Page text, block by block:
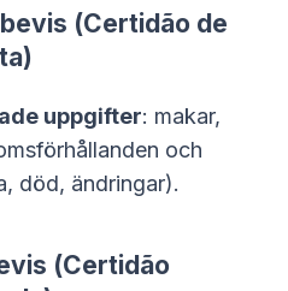
(Certidão de
)
uppgifter: makar,
och
död, ändringar).
(Certidão